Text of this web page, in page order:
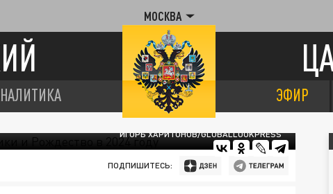
МОСКВА
ЭФИР
ИГОРЬ ХАРИТОНОВ/GLOBALLOOKPRESS
ПОДПИШИТЕСЬ: